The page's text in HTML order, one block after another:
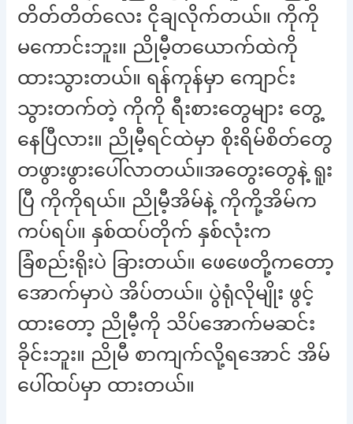
တိတ်တိတ်လေး ငိုချလိုက်တယ်။ ကိုကို
မကောင်းဘူး။ ညိုမီ့တယောက်ထဲကို
ထားသွားတယ်။ ရန်ကုန်မှာ ကျောင်း
သွားတက်တဲ့ ကိုကို ရီးစားတွေများ တွေ့
နေပြီလား။ ညိုမီ့ရင်ထဲမှာ စိုးရိမ်စိတ်တွေ
တဖွားဖွားပေါ်လာတယ်။အတွေးတွေနဲ့ ရူး
ပြီ ကိုကိုရယ်။ ညိုမီ့အိမ်နဲ့ ကိုကို့အိမ်က
ကပ်ရပ်။ နှစ်ထပ်တိုက် နှစ်လုံးက
ခြံစည်းရိုးပဲ ခြားတယ်။ ဖေဖေတို့ကတော့
အောက်မှာပဲ အိပ်တယ်။ ပွဲရုံလိုမျိုး ဖွင့်
ထားတော့ ညိုမီ့ကို သိပ်အောက်မဆင်း
ခိုင်းဘူး။ ညိုမီ စာကျက်လို့ရအောင် အိမ်
ပေါ်ထပ်မှာ ထားတယ်။